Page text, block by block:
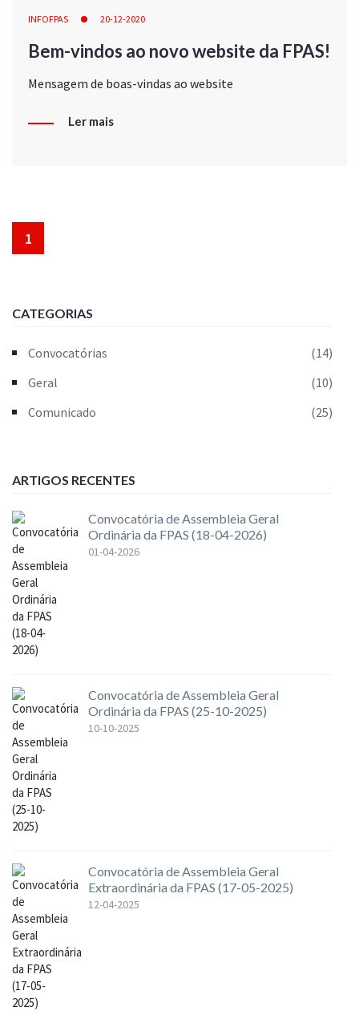
INFOFPAS 20-12-2020
Bem-vindos ao novo website da FPAS!
Mensagem de boas-vindas ao website
Ler mais
1
CATEGORIAS
Convocatórias
(14)
Geral
(10)
Comunicado
(25)
ARTIGOS RECENTES
Convocatória de Assembleia Geral
Ordinária da FPAS (18-04-2026)
01-04-2026
Convocatória de Assembleia Geral
Ordinária da FPAS (25-10-2025)
10-10-2025
Convocatória de Assembleia Geral
Extraordinária da FPAS (17-05-2025)
12-04-2025